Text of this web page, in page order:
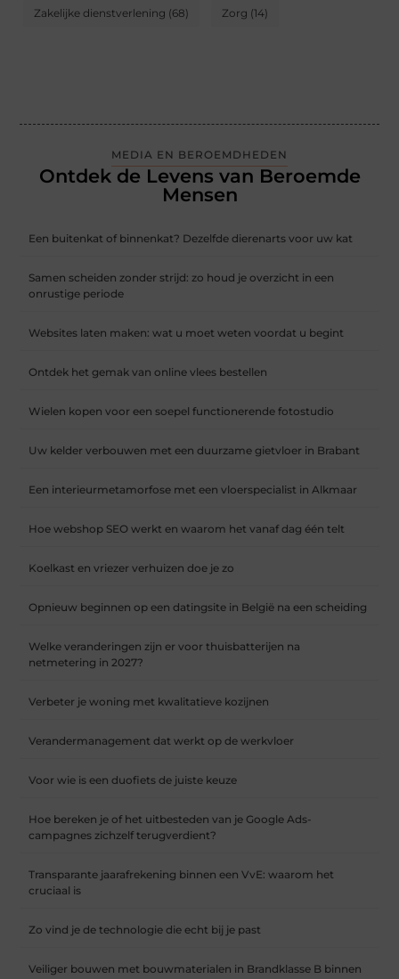
Zakelijke dienstverlening (68) Zorg (14)
MEDIA EN BEROEMDHEDEN
Ontdek de Levens van Beroemde
Mensen
Een buitenkat of binnenkat? Dezelfde dierenarts voor uw kat
Samen scheiden zonder strijd: zo houd je overzicht in een
onrustige periode
Websites laten maken: wat u moet weten voordat u begint
Ontdek het gemak van online vlees bestellen
Wielen kopen voor een soepel functionerende fotostudio
Uw kelder verbouwen met een duurzame gietvloer in Brabant
Een interieurmetamorfose met een vloerspecialist in Alkmaar
Hoe webshop SEO werkt en waarom het vanaf dag één telt
Koelkast en vriezer verhuizen doe je zo
Opnieuw beginnen op een datingsite in België na een scheiding
Welke veranderingen zijn er voor thuisbatterijen na
netmetering in 2027?
Verbeter je woning met kwalitatieve kozijnen
Verandermanagement dat werkt op de werkvloer
Voor wie is een duofiets de juiste keuze
Hoe bereken je of het uitbesteden van je Google Ads-
campagnes zichzelf terugverdient?
Transparante jaarafrekening binnen een VvE: waarom het
cruciaal is
Zo vind je de technologie die echt bij je past
Veiliger bouwen met bouwmaterialen in Brandklasse B binnen